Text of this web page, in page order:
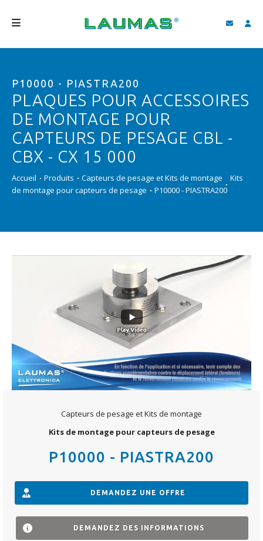
PRODUITS
SERVICES
ASSISTANCE ET TÉLÉCHARGEMENTS
VIDÉO
BLOG
RECHERCHER
FRANÇAIS
P10000 - PIASTRA200
PLAQUES POUR ACCESSOIRES
DE MONTAGE POUR
CAPTEURS DE PESAGE CBL -
CBX - CX 15 000
Accueil Produits Capteurs de pesage et Kits de montage
Kits
de montage pour capteurs de pesage
P10000 - PIASTRA200
Capteurs de pesage et Kits de montage
Kits de montage pour capteurs de pesage
P10000 - PIASTRA200
DEMANDEZ UNE OFFRE
DEMANDEZ DES INFORMATIONS